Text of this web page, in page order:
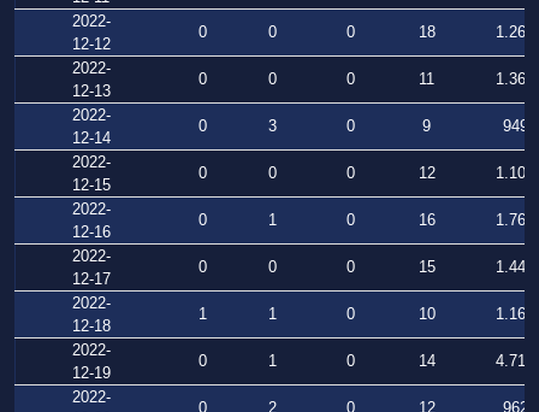
2022-
12-12
0 0 0 18
1.265
2022-
12-13
0 0 0 11
1.363
2022-
12-14
0 3 0 9
949
2022-
12-15
0 0 0 12
1.107
2022-
12-16
0 1 0 16
1.769
2022-
12-17
0 0 0 15
1.440
2022-
12-18
1 1 0 10
1.164
2022-
12-19
0 1 0 14
4.716
2022-
0 2 0 12
962